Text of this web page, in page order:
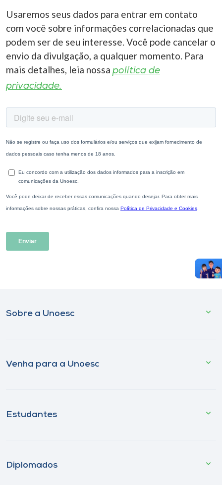
Usaremos seus dados para entrar em contato
com você sobre informações correlacionadas que
podem ser de seu interesse. Você pode cancelar o
envio da divulgação, a qualquer momento. Para
mais detalhes, leia nossa política de
privacidade.
Sobre a Unoesc
Venha para a Unoesc
Estudantes
Diplomados